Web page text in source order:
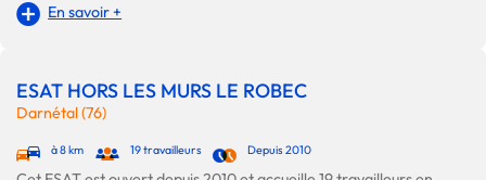
En savoir +
ESAT HORS LES MURS LE ROBEC
Darnétal (76)
à 8 km 19 travailleurs Depuis 2010